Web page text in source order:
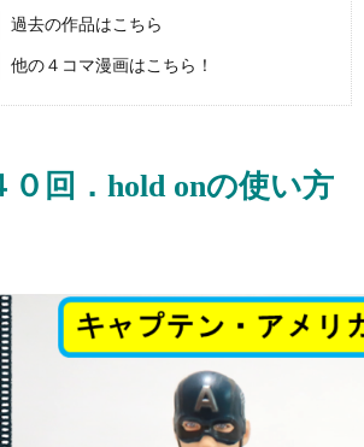
過去の作品はこちら
他の４コマ漫画はこちら！
０ 回．hold onの使い方